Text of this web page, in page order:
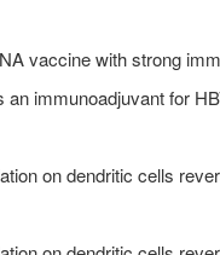
vaccine with strong
immunoadjuvant for
on dendritic cells